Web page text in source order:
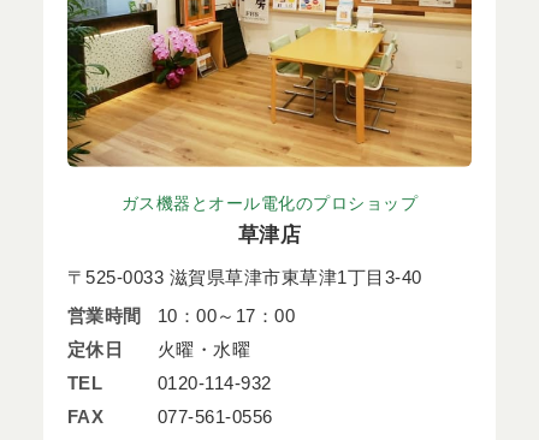
ガス機器とオール電化のプロショップ
草津店
〒525-0033 滋賀県草津市東草津1丁目3-40
営業時間
10：00～17：00
定休日
火曜・水曜
TEL
0120-114-932
FAX
077-561-0556